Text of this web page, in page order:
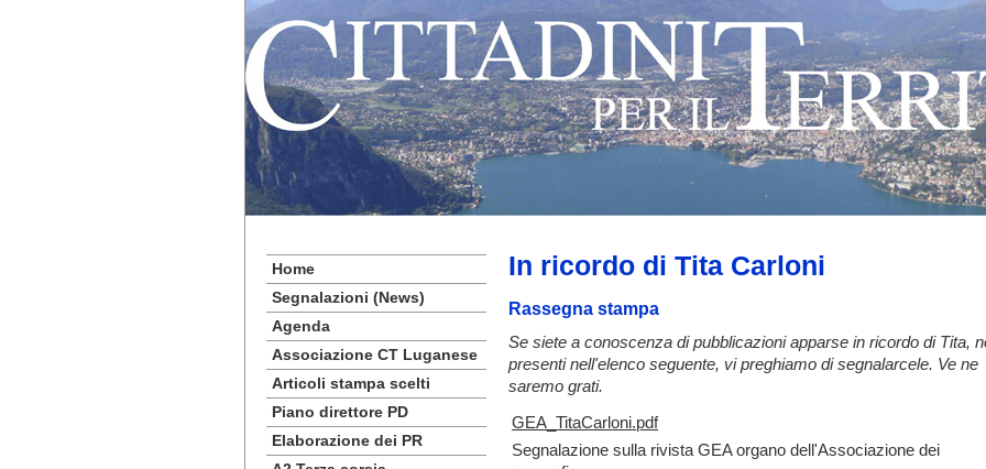
Home
Segnalazioni (News)
Agenda
Associazione CT Luganese
Articoli stampa scelti
Piano direttore PD
Elaborazione dei PR
In ricordo di Tita Carloni
Rassegna stampa
Se siete a conoscenza di pubblicazioni apparse in ricordo di Tita,
presenti nell'elenco seguente, vi preghiamo di segnalarcele. Ve ne
saremo grati.
GEA_TitaCarloni.pdf
Segnalazione sulla rivista GEA organo dell'Associazione dei